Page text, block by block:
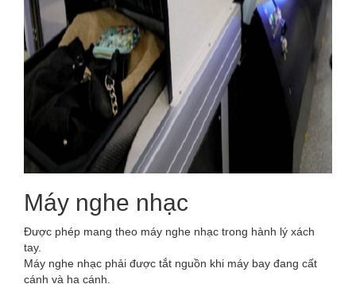
Máy nghe nhạc
Được phép mang theo máy nghe nhạc trong hành lý xách
tay.
Máy nghe nhạc phải được tắt nguồn khi máy bay đang cất
cánh và hạ cánh.